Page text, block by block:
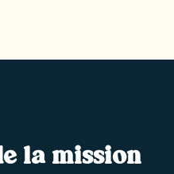
la mission